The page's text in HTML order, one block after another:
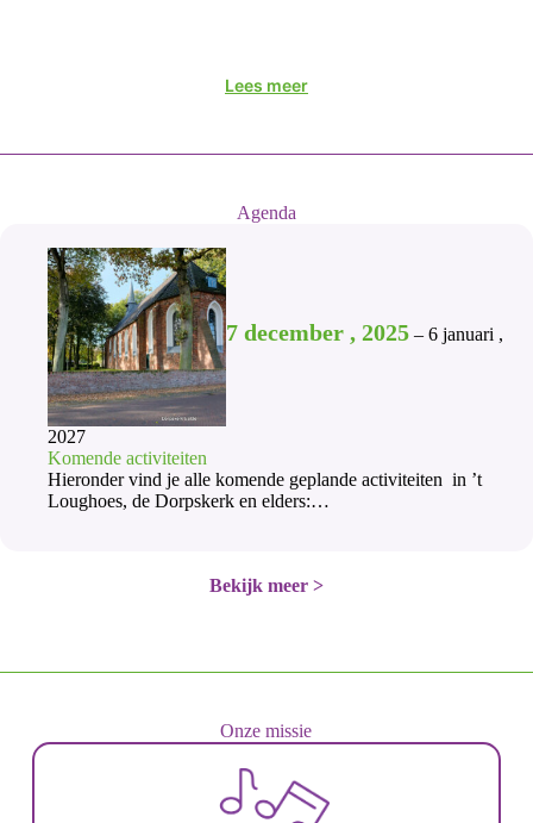
Lees meer
Agenda
7 december , 2025 – 6 januari ,
2027
Komende activiteiten
Hieronder vind je alle komende geplande activiteiten in ’t
Loughoes, de Dorpskerk en elders:…
Bekijk meer >
Onze missie